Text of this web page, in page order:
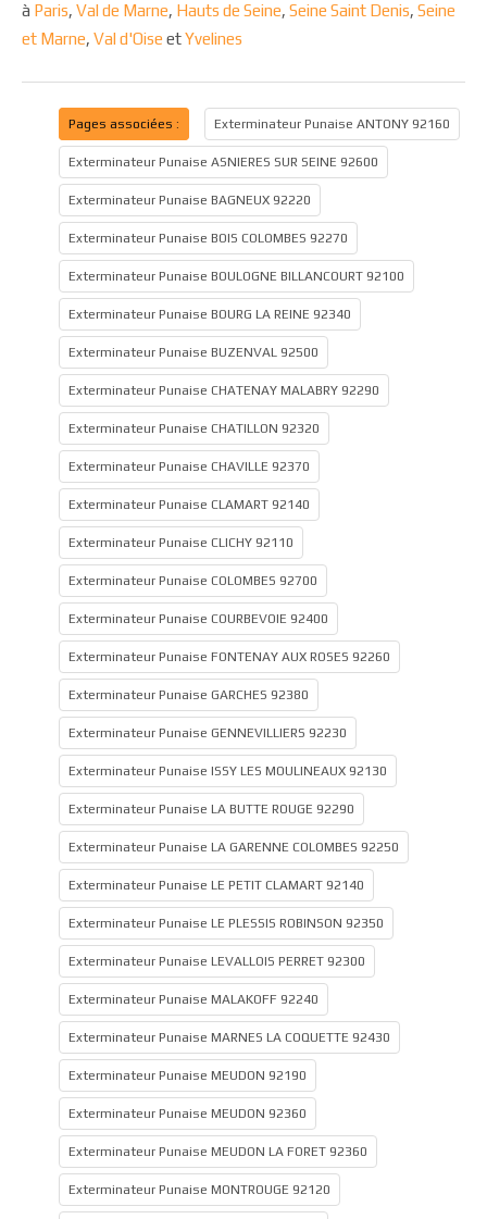
à Paris, Val de Marne, Hauts de Seine, Seine Saint Denis, Seine
et Marne, Val d'Oise etYvelines
Pages associées : Exterminateur Punaise ANTONY 92160
Exterminateur Punaise ASNIERES SUR SEINE 92600
Exterminateur Punaise BAGNEUX 92220
Exterminateur Punaise BOIS COLOMBES 92270
Exterminateur Punaise BOULOGNE BILLANCOURT 92100
Exterminateur Punaise BOURG LA REINE 92340
Exterminateur Punaise BUZENVAL 92500
Exterminateur Punaise CHATENAY MALABRY 92290
Exterminateur Punaise CHATILLON 92320
Exterminateur Punaise CHAVILLE 92370
Exterminateur Punaise CLAMART 92140
Exterminateur Punaise CLICHY 92110
Exterminateur Punaise COLOMBES 92700
Exterminateur Punaise COURBEVOIE 92400
Exterminateur Punaise FONTENAY AUX ROSES 92260
Exterminateur Punaise GARCHES 92380
Exterminateur Punaise GENNEVILLIERS 92230
Exterminateur Punaise ISSY LES MOULINEAUX 92130
Exterminateur Punaise LA BUTTE ROUGE 92290
Exterminateur Punaise LA GARENNE COLOMBES 92250
Exterminateur Punaise LE PETIT CLAMART 92140
Exterminateur Punaise LE PLESSIS ROBINSON 92350
Exterminateur Punaise LEVALLOIS PERRET 92300
Exterminateur Punaise MALAKOFF 92240
Exterminateur Punaise MARNES LA COQUETTE 92430
Exterminateur Punaise MEUDON 92190
Exterminateur Punaise MEUDON 92360
Exterminateur Punaise MEUDON LA FORET 92360
Exterminateur Punaise MONTROUGE 92120